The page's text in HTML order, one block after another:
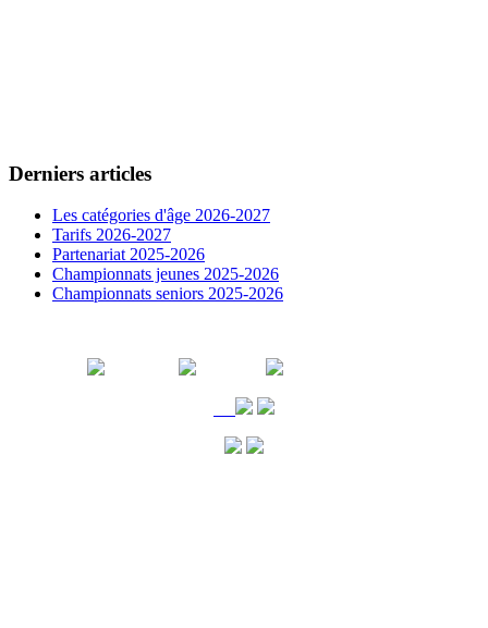
Derniers articles
Les catégories d'âge 2026-2027
Tarifs 2026-2027
Partenariat 2025-2026
Championnats jeunes 2025-2026
Championnats seniors 2025-2026